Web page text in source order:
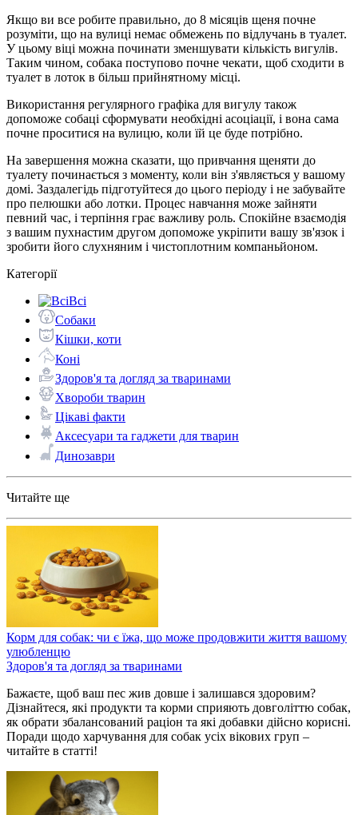
Якщо ви все робите правильно, до 8 місяців щеня почне
розуміти, що на вулиці немає обмежень по відлучань в туалет.
У цьому віці можна починати зменшувати кількість вигулів.
Таким чином, собака поступово почне чекати, щоб сходити в
туалет в лоток в більш прийнятному місці.
Використання регулярного графіка для вигулу також
допоможе собаці сформувати необхідні асоціації, і вона сама
почне проситися на вулицю, коли їй це буде потрібно.
На завершення можна сказати, що привчання щеняти до
туалету починається з моменту, коли він з'являється у вашому
домі. Заздалегідь підготуйтеся до цього періоду і не забувайте
про пелюшки або лотки. Процес навчання може зайняти
певний час, і терпіння грає важливу роль. Спокійне взаємодія
з вашим пухнастим другом допоможе укріпити вашу зв'язок і
зробити його слухняним і чистоплотним компаньйоном.
Категорії
Всі
Собаки
Кішки, коти
Коні
Здоров'я та догляд за тваринами
Хвороби тварин
Цікаві факти
Аксесуари та гаджети для тварин
Динозаври
Читайте ще
Корм для собак: чи є їжа, що може продовжити життя вашому
улюбленцю
Здоров'я та догляд за тваринами
Бажаєте, щоб ваш пес жив довше і залишався здоровим?
Дізнайтеся, які продукти та корми сприяють довголіттю собак,
як обрати збалансований раціон та які добавки дійсно корисні.
Поради щодо харчування для собак усіх вікових груп –
читайте в статті!